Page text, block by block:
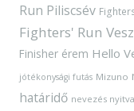
Run Piliscsév
Fighters' Run
Finisher érem Hello
jótékonysági futás Mizuno
határidő nevezés nyitva